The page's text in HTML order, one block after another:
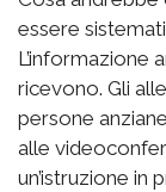
essere
L’informazione
ricevono. Gli
persone
alle
un’istruzione in